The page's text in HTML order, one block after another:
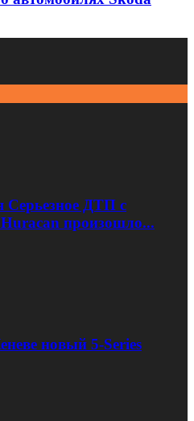
Серьезное ДТП с
произошло...
новый 5-Series